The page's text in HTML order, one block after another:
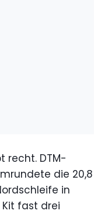
recht. DTM-
die 20,8
in
Kit fast drei